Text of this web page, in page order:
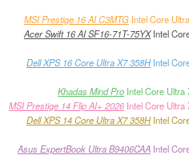
MSI Prestige 16 AI C3MTG Intel Core
Acer Swift 16 AI SF16-71T-75YXIntel
Dell XPS 16 Core Ultra X7 358HIntel
Khadas Mind Pro Intel Core Ultra
MSI Prestige 14 Flip AI+ 2026Intel Core Ultra
Dell XPS 14 Core Ultra X7 358HIntel
Asus ExpertBook Ultra B9406CAA Intel